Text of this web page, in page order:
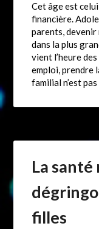
Cet âge est
financière.
parents,
dans la plus
vient l’heure
emploi, prendre
familial n’est
La santé
filles